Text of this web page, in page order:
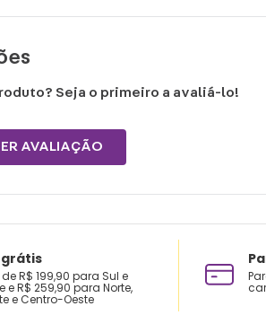
Seja o primeiro a avaliá-lo!
AVALIAÇÃO
R$ 199,90 para Sul e
e R$ 259,90 para Norte,
e Centro-Oeste